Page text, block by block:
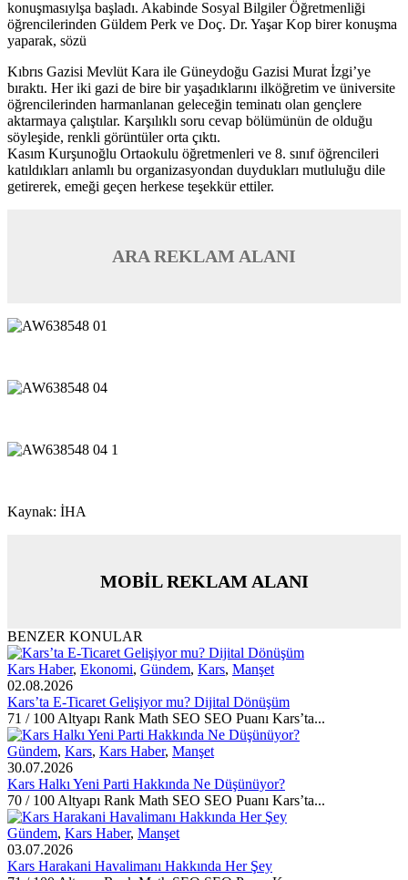
konuşmasıylşa başladı. Akabinde Sosyal Bilgiler Öğretmenliği
öğrencilerinden Güldem Perk ve Doç. Dr. Yaşar Kop birer konuşma
yaparak, sözü
Kıbrıs Gazisi Mevlüt Kara ile Güneydoğu Gazisi Murat İzgi’ye
bıraktı. Her iki gazi de bire bir yaşadıklarını ilköğretim ve üniversite
öğrencilerinden harmanlanan geleceğin teminatı olan gençlere
aktarmaya çalıştılar. Karşılıklı soru cevap bölümünün de olduğu
söyleşide, renkli görüntüler orta çıktı.
Kasım Kurşunoğlu Ortaokulu öğretmenleri ve 8. sınıf öğrencileri
katıldıkları anlamlı bu organizasyondan duydukları mutluluğu dile
getirerek, emeği geçen herkese teşekkür ettiler.
ARA REKLAM ALANI
Kaynak: İHA
MOBİL REKLAM ALANI
BENZER KONULAR
Kars Haber, Ekonomi, Gündem, Kars, Manşet
02.08.2026
Kars’ta E-Ticaret Gelişiyor mu? Dijital Dönüşüm
71 / 100 Altyapı Rank Math SEO SEO Puanı Kars’ta...
Gündem, Kars, Kars Haber, Manşet
30.07.2026
Kars Halkı Yeni Parti Hakkında Ne Düşünüyor?
70 / 100 Altyapı Rank Math SEO SEO Puanı Kars’ta...
Gündem, Kars Haber, Manşet
03.07.2026
Kars Harakani Havalimanı Hakkında Her Şey